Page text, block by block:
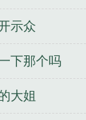
示众
下那个吗
大姐